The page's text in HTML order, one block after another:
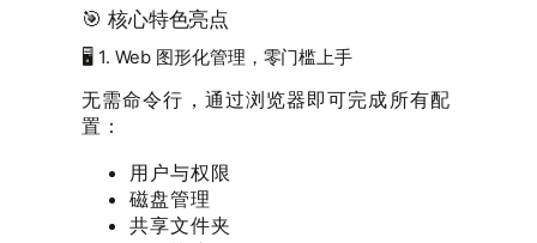
🎯 核心特色亮点
🖥️ 1. Web 图形化管理，零门槛上手
无需命令行，通过浏览器即可完成所有配
置：
用户与权限
磁盘管理
共享文件夹